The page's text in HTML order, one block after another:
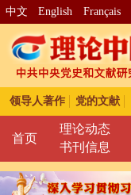
中文 English Français
领导人著作 党的文献
首页
理论动态
书刊信息